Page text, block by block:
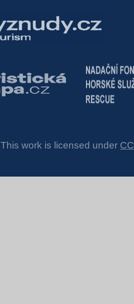
This work is licensed under